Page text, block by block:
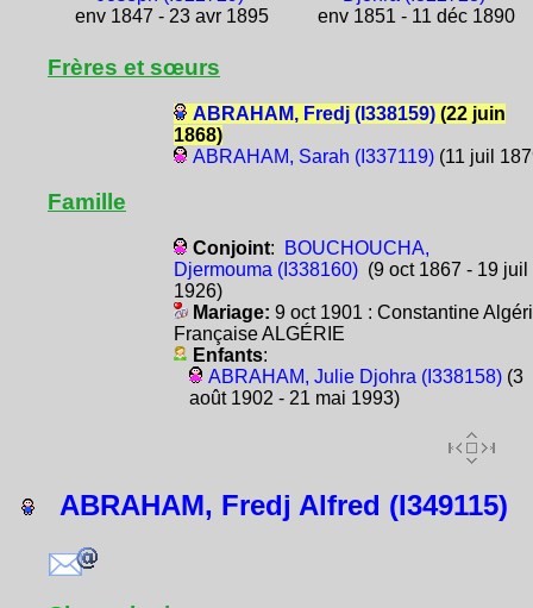
env 1847 - 23 avr 1895
env 1851 - 11 déc 1890
Frères et sœurs
ABRAHAM, Fredj (I338159)(22 juin
1868)
ABRAHAM, Sarah (I337119)(11 juil
Famille
Conjoint:
BOUCHOUCHA,
Djermouma (I338160)(9 oct 1867 - 19 juil
1926)
Mariage: 9 oct 1901 : Constantine
Française ALGÉRIE
Enfants:
ABRAHAM, Julie Djohra (I338158)(3
août 1902 - 21 mai 1993)
ABRAHAM, Fredj Alfred (I349115)